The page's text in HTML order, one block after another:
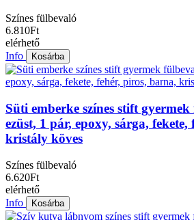
Színes fülbevaló
6.810Ft
elérhető
Info
Kosárba
Süti emberke színes stift
ezüst, 1 pár, epoxy, sárga,
kristály köves
Színes fülbevaló
6.620Ft
elérhető
Info
Kosárba